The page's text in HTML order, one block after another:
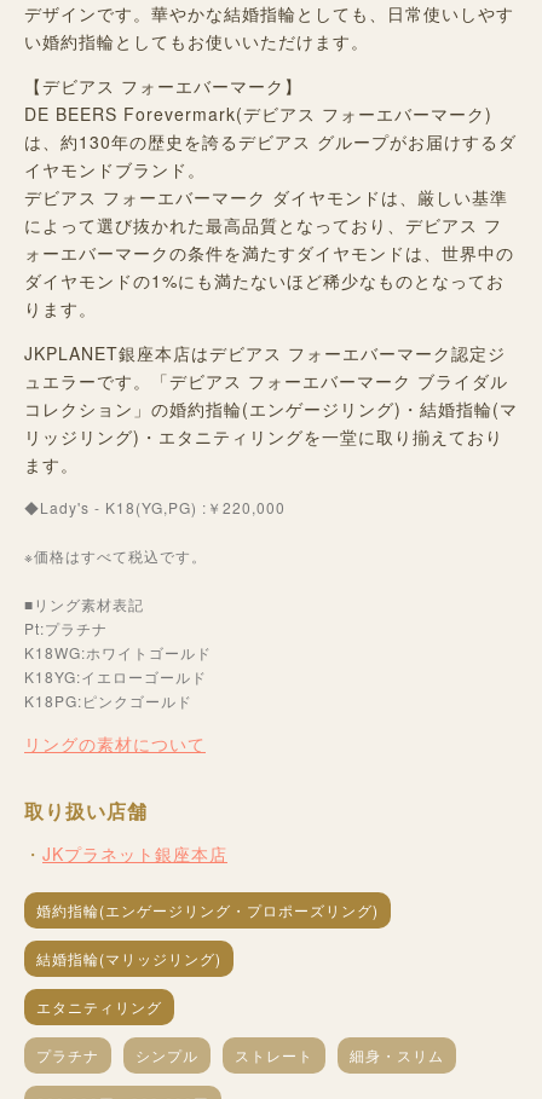
デザインです。華やかな結婚指輪としても、日常使いしやす
い婚約指輪としてもお使いいただけます。
【デビアス フォーエバーマーク】
DE BEERS Forevermark(デビアス フォーエバーマーク)
は、約130年の歴史を誇るデビアス グループがお届けするダ
イヤモンドブランド。
デビアス フォーエバーマーク ダイヤモンドは、厳しい基準
によって選び抜かれた最高品質となっており、デビアス フ
ォーエバーマークの条件を満たすダイヤモンドは、世界中の
ダイヤモンドの1%にも満たないほど稀少なものとなってお
ります。
JKPLANET銀座本店はデビアス フォーエバーマーク認定ジ
ュエラーです。「デビアス フォーエバーマーク ブライダル
コレクション」の婚約指輪(エンゲージリング)・結婚指輪(マ
リッジリング)・エタニティリングを一堂に取り揃えており
ます。
◆Lady's - K18(YG,PG) :￥220,000
※価格はすべて税込です。
■リング素材表記
Pt:プラチナ
K18WG:ホワイトゴールド
K18YG:イエローゴールド
K18PG:ピンクゴールド
リングの素材について
取り扱い店舗
JKプラネット銀座本店
婚約指輪(エンゲージリング・プロポーズリング)
結婚指輪(マリッジリング)
エタニティリング
プラチナ シンプル ストレート 細身・スリム